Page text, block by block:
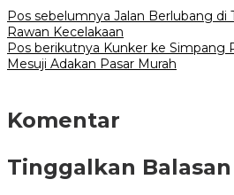
Navigasi
pos
Pos sebelumnya Jalan Berlubang di
Rawan Kecelakaan
Pos berikutnya Kunker ke Simpang
Mesuji Adakan Pasar Murah
Komentar
Tinggalkan Balasan